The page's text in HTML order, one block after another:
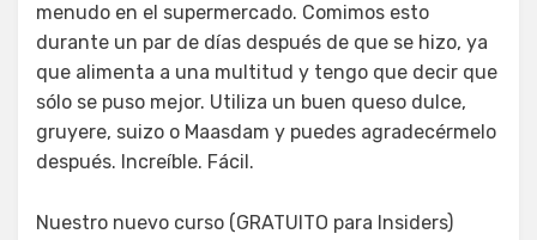
menudo en el supermercado. Comimos esto
durante un par de días después de que se hizo, ya
que alimenta a una multitud y tengo que decir que
sólo se puso mejor. Utiliza un buen queso dulce,
gruyere, suizo o Maasdam y puedes agradecérmelo
después. Increíble. Fácil.
Nuestro nuevo curso (GRATUITO para Insiders)